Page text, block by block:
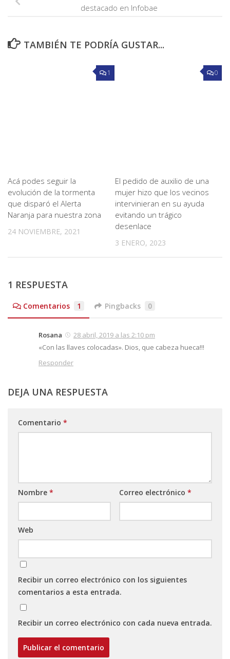
destacado en Infobae
TAMBIÉN TE PODRÍA GUSTAR...
1
Acá podes seguir la
evolución de la tormenta
que disparó el Alerta
Naranja para nuestra zona
24 NOVIEMBRE, 2021
0
El pedido de auxilio de una
mujer hizo que los vecinos
intervinieran en su ayuda
evitando un trágico
desenlace
3 ENERO, 2023
1 RESPUESTA
Comentarios 1 Pingbacks 0
Rosana
28 abril, 2019 a las 2:10 pm
«Con las llaves colocadas». Dios, que cabeza hueca!!!
Responder
DEJA UNA RESPUESTA
Comentario *
Nombre * Correo electrónico *
Web
Recibir un correo electrónico con los siguientes
comentarios a esta entrada.
Recibir un correo electrónico con cada nueva entrada.